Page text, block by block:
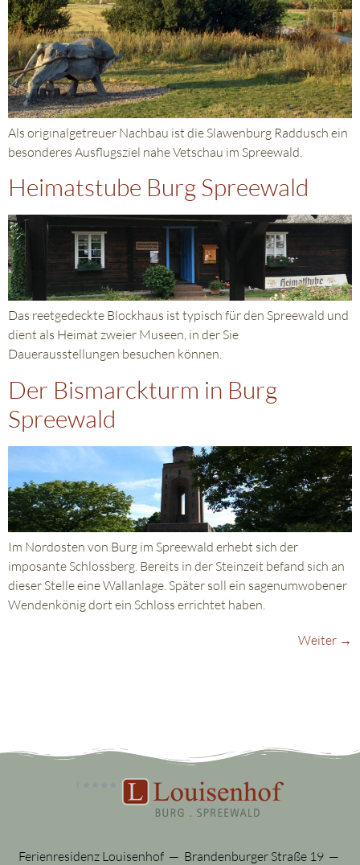
Als originalgetreuer Nachbau ist die Slawenburg Raddusch ein
besonderes Ausflugsziel nahe Vetschau im Spreewald.
Heimatstube Burg Spreewald
Das reetgedeckte Blockhaus ist typisch für den Spreewald und
dient als Heimat zweier Museen, in der Sie
Dauerausstellungen besuchen können.
Der Bismarckturm in Burg
Spreewald
Im Nordosten von Burg im Spreewald erhebt sich der
imposante Schlossberg. Bereits in der Steinzeit befand sich an
dieser Stelle eine Wallanlage. Später soll ein sagenumwobener
Wendenkönig dort ein Schloss errichtet haben.
Weiter →
Ferienresidenz Louisenhof — Brandenburger Straße 19 —